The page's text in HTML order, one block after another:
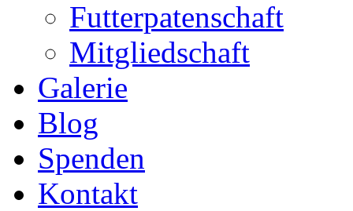
Futterpatenschaft
Mitgliedschaft
Galerie
Blog
Spenden
Kontakt